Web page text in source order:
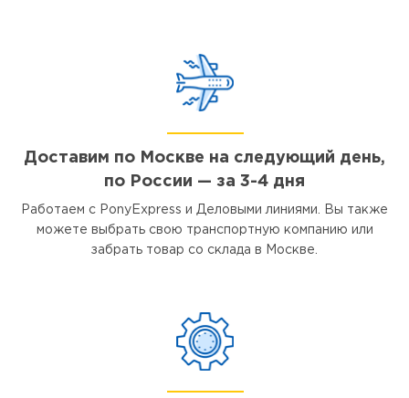
Доставим по Москве на следующий день,
по России — за 3-4 дня
Работаем с PonyExpress и Деловыми линиями. Вы также
можете выбрать свою транспортную компанию или
забрать товар со склада в Москве.